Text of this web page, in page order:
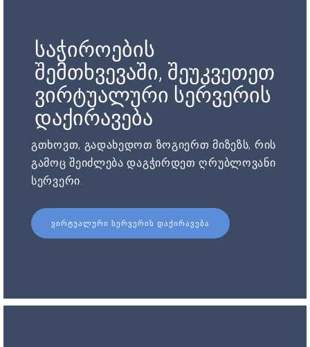
საჭიროების
შემთხვევაში, შეუკვეთეთ
ვირტუალური სერვერის
დაქირავება
გთხოვთ, გადახედოთ ზოგიერთ მიზეზს, რის
გამოც შეიძლება დაგჭირდეთ ღრუბლოვანი
სერვერი.
ᲕᲘᲠᲢᲣᲐᲚᲣᲠᲘ ᲡᲔᲠᲕᲔᲠᲘᲡ ᲓᲐᲥᲘᲠᲐᲕᲔᲑᲐ